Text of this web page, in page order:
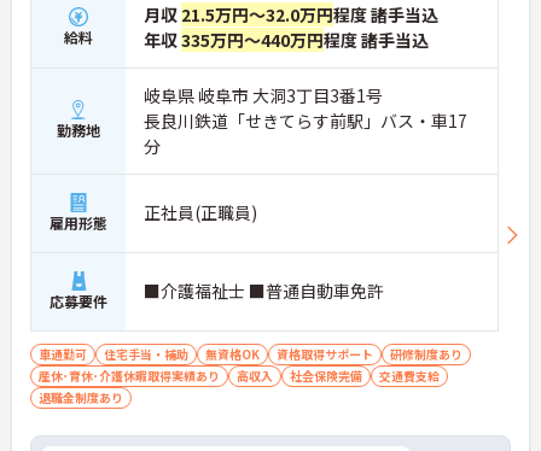
給料
月収 21.5万円～32.0万円程度 諸手当込
年収335万円～440万円程度 諸手当込
勤務地
岐阜県 岐阜市 大洞3丁目3番1号
長良川鉄道「せきてらす前駅」バス・車17
分
雇用形態 正社員(正職員)
応募要件 ■介護福祉士 ■普通自動車免許
車通勤可 住宅手当・補助 無資格OK 資格取得サポート
研修制度あり
産休･育休･介護休暇取得実績あり
高収入 社会保険完備
交通費支給
退職金制度あり